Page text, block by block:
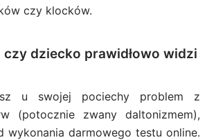
czy klocków.
dziecko prawidłowo widzi
u swojej pociechy problem z
(potocznie zwany daltonizmem),
wykonania darmowego testu online.